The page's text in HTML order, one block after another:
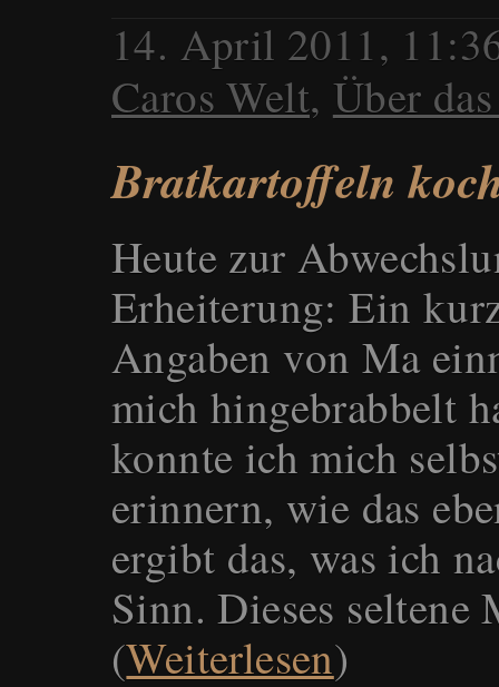
14. April 2011,
Caros Welt, Über
Bratkartoffeln
Heute zur
Erheiterung: Ein
Angaben von Ma
mich hingebrabbelt
konnte ich mich
erinnern, wie das
ergibt das, was ich
Sinn. Dieses
(Weiterlesen)